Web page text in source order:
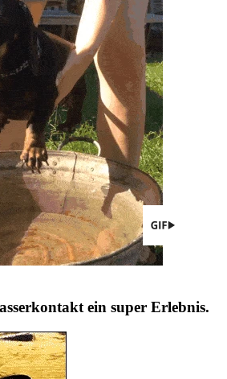
ein super Erlebnis.